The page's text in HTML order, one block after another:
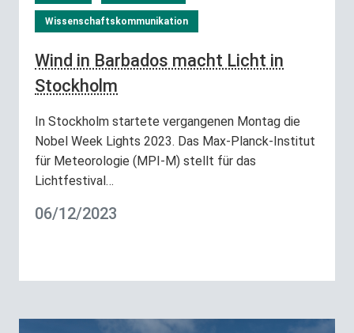
Wissenschaftskommunikation
Wind in Barbados macht Licht in
Stockholm
In Stockholm startete vergangenen Montag die
Nobel Week Lights 2023. Das Max-Planck-Institut
für Meteorologie (MPI-M) stellt für das
Lichtfestival…
06/12/2023